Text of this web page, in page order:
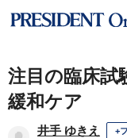
注目の臨床
緩和ケア
井手 ゆきえ +